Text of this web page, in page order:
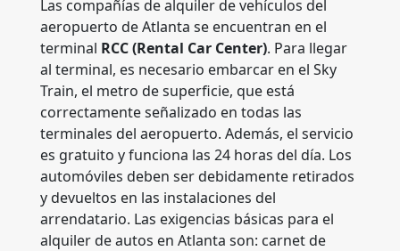
Las compañías de alquiler de vehículos del
aeropuerto de Atlanta se encuentran en el
terminal RCC (Rental Car Center). Para llegar
al terminal, es necesario embarcar en el Sky
Train, el metro de superficie, que está
correctamente señalizado en todas las
terminales del aeropuerto. Además, el servicio
es gratuito y funciona las 24 horas del día. Los
automóviles deben ser debidamente retirados
y devueltos en las instalaciones del
arrendatario. Las exigencias básicas para el
alquiler de autos en Atlanta son: carnet de